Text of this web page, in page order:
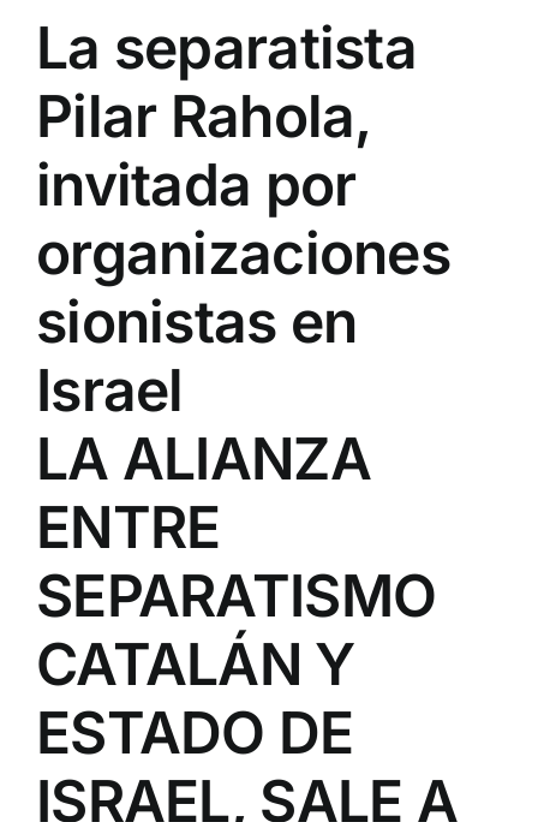
La separatista
Pilar Rahola,
invitada por
organizaciones
sionistas en
Israel
LA ALIANZA
ENTRE
SEPARATISMO
CATALÁN Y
ESTADO DE
ISRAEL, SALE A